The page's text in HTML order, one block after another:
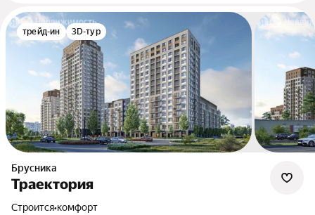
трейд-ин 3D-тур
Брусника
Траектория
Строится•комфорт